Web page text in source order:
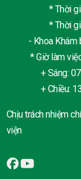
* Thời
* Thời gian
- Khoa Khám
* Giờ làm
+ Sáng:
+ Chiều:
Chịu trách nhiệm
viện